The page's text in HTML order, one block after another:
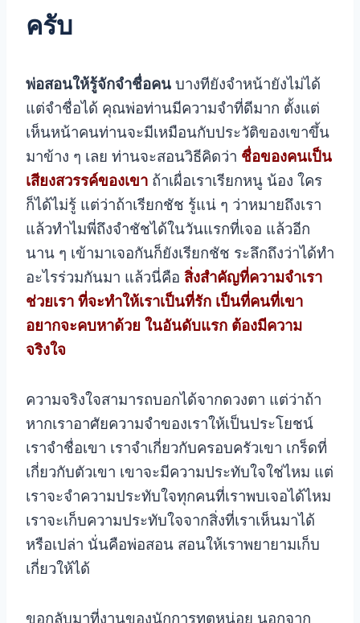
ครับ
พ่อสอนให้รู้จักจำชื่อคน บางทียังจำหน้ายังไม่ได้
แต่จำชื่อได้ คุณพ่อท่านมีความจำที่ดีมาก ตั้งแต่
เห็นหน้าคนท่านจะมีเหมือนกับประวัติของเขาขึ้น
มาข้าง ๆ เลย ท่านจะสอนวิธีคิดว่า ชื่อของคนเป็น
เสียงสวรรค์ของเขา ถ้าเผื่อเราเรียกหนู น้อง ใคร
ก็ได้ไม่รู้ แต่ว่าถ้าเรียกชัช รู้แน่ ๆ ว่าหมายถึงเรา
แล้วทำไมพี่ถึงจำชัชได้ในวันแรกที่เจอ แล้วอีก
นาน ๆ เข้ามาเจอกันก็ยังเรียกชัช ระลึกถึงว่าได้ทำ
อะไรร่วมกันมา แล้วนี่คือ สิ่งสำคัญที่ความจำเรา
ช่วยเรา ที่จะทำให้เราเป็นที่รัก เป็นที่คนที่เขา
อยากจะคบหาด้วย ในอันดับแรก ต้องมีความ
จริงใจ
ความจริงใจสามารถบอกได้จากดวงตา แต่ว่าถ้า
หากเราอาศัยความจำของเราให้เป็นประโยชน์
เราจำชื่อเขา เราจำเกี่ยวกับครอบครัวเขา เกร็ดที่
เกี่ยวกับตัวเขา เขาจะมีความประทับใจใช่ไหม แต่
เราจะจำความประทับใจทุกคนที่เราพบเจอได้ไหม
เราจะเก็บความประทับใจจากสิ่งที่เราเห็นมาได้
หรือเปล่า นั่นคือพ่อสอน สอนให้เราพยายามเก็บ
เกี่ยวให้ได้
ขอกลับมาที่งานของนักการทูตหน่อย นอกจาก